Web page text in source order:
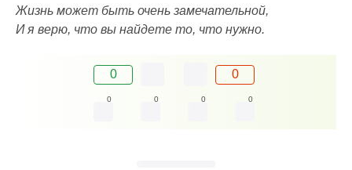
Жизнь может быть очень замечательной,
И я верю, что вы найдете то, что нужно.
0 0
0 0 0 0